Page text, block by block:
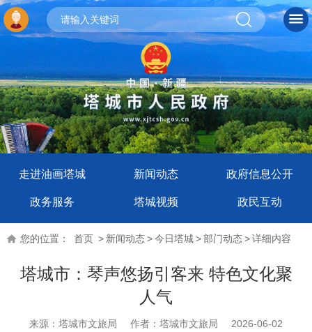
走进油画塔城 新闻动态 政府信息公开
政务服务 塔城视频 政民互动
您的位置： 首页 > 新闻动态>今日塔城>部门动态>详细内容
塔城市：琴声悠扬引客来 特色文化聚
人气
来源：塔城市文旅局 作者：塔城市文旅局
2026-06-02